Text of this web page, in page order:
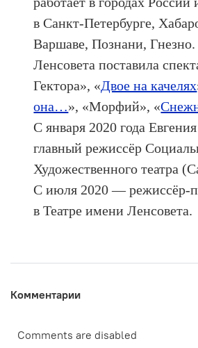
в Санкт-Петербурге,
Варшаве, Познани,
Ленсовета поставила
Гектора», «Двое на качелях
она…», «Морфий», «
С января 2020 года
главный режиссёр
Художественного театра
С июля 2020 — режиссёр-
в Театре имени Ленсовета.
Комментарии
Comments are disabled